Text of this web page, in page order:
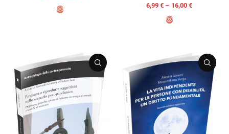
6,99 € – 16,00 €